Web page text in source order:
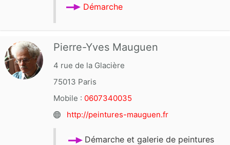
Démarche
Pierre-Yves Mauguen
4 rue de la Glacière
75013 Paris
Mobile : 0607340035
http://peintures-mauguen.fr
Démarche et galerie de peintures